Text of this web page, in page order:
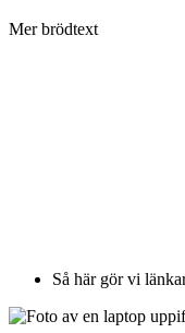
Mer brödtext
Så här gör vi